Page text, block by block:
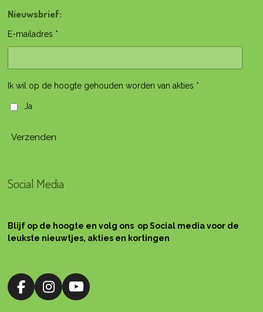
Nieuwsbrief:
E-mailadres *
Ik wil op de hoogte gehouden worden van akties *
Ja
Verzenden
Social Media
Blijf op de hoogte en volg ons op Social media voor de
leukste nieuwtjes, akties en kortingen
F
I
Y